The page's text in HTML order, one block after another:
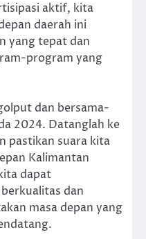
aktif, kita
daerah ini
yang tepat dan
program yang
dan bersama-
2024. Datanglah ke
pastikan suara kita
Kalimantan
dapat
dan
masa depan yang